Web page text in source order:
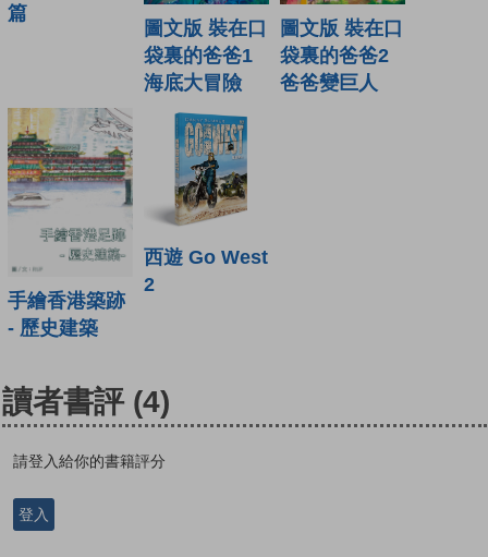
篇
圖文版 裝在口
袋裏的爸爸1
海底大冒險
圖文版 裝在口
袋裏的爸爸2
爸爸變巨人
手繪香港築跡
- 歷史建築
西遊 Go West
2
讀者書評 (4)
請登入給你的書籍評分
登入